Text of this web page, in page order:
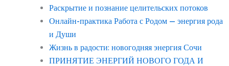
Раскрытие и познание целительских потоков
Онлайн-практика Работа с Родом — энергия рода
и Души
Жизнь в радости: новогодняя энергия Сочи
ПРИНЯТИЕ ЭНЕРГИЙ НОВОГО ГОДА И